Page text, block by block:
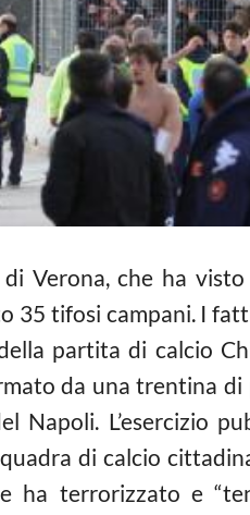
di Verona, che ha
35 tifosi campani. I
partita di calcio
da una trentina
Napoli. L’esercizio
di calcio
ha terrorizzato e